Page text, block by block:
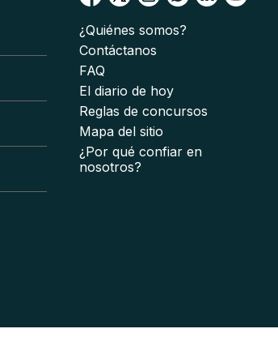
¿Quiénes somos?
Contáctanos
FAQ
El diario de hoy
Reglas de concursos
Mapa del sitio
¿Por qué confiar en
nosotros?